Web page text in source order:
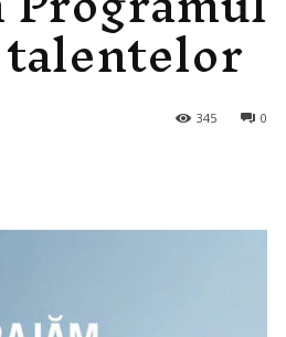
0
345